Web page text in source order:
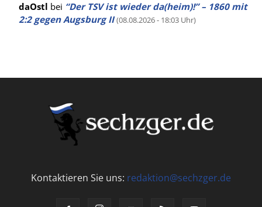
daOstl bei “Der TSV ist wieder da(heim)!” – 1860 mit
2:2 gegen Augsburg II (08.08.2026 - 18:03 Uhr)
Kontaktieren Sie uns: redaktion@sechzger.de